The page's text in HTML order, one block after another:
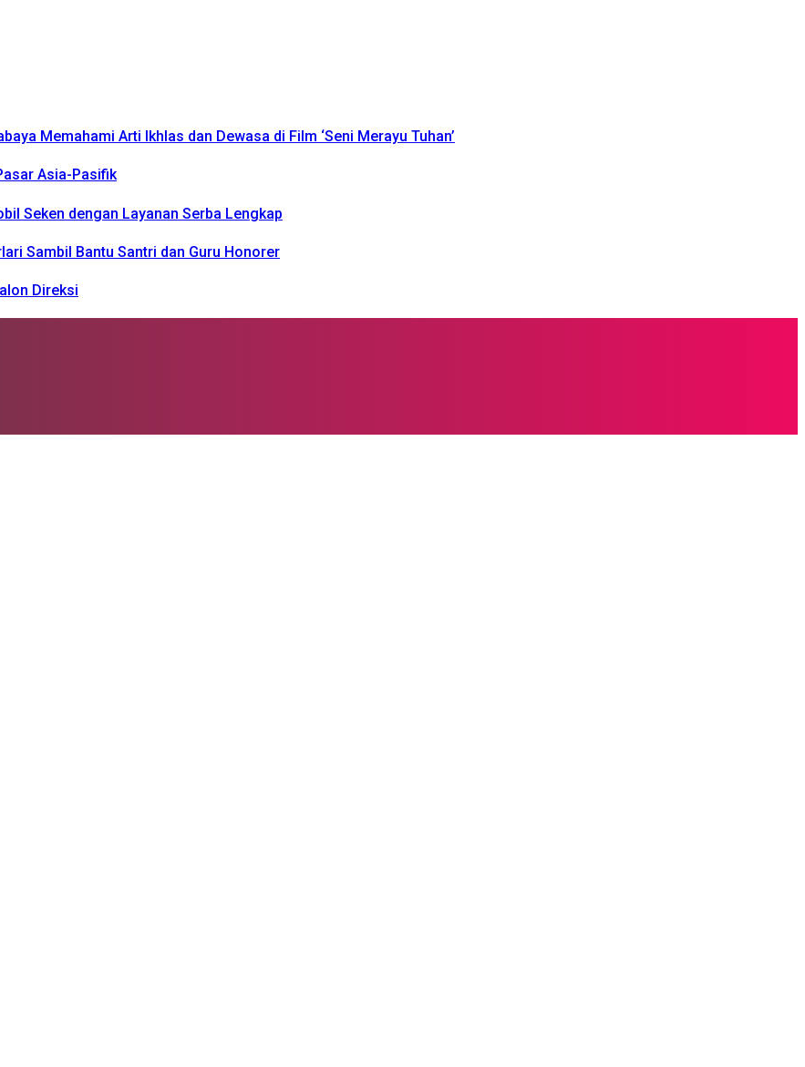
Memahami Arti Ikhlas dan Dewasa di Film ‘Seni Merayu Tuhan’
Asia-Pasifik
Seken dengan Layanan Serba Lengkap
Sambil Bantu Santri dan Guru Honorer
Direksi